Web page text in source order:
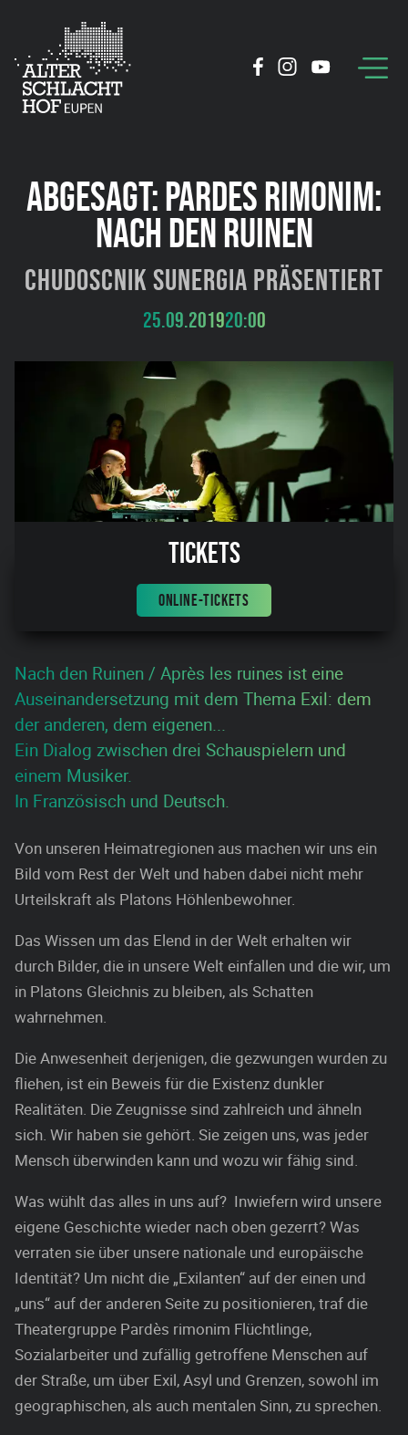
ABGESAGT: PARDES RIMONIM:
NACH DEN RUINEN
Chudoscnik Sunergia präsentiert
25.09.201920:00
Tickets
ONLINE-TICKETS
Nach den Ruinen / Après les ruines ist eine
Auseinandersetzung mit dem Thema Exil: dem
der anderen, dem eigenen...
Ein Dialog zwischen drei Schauspielern und
einem Musiker.
In Französisch und Deutsch.
Von unseren Heimatregionen aus machen wir uns ein
Bild vom Rest der Welt und haben dabei nicht mehr
Urteilskraft als Platons Höhlenbewohner.
Das Wissen um das Elend in der Welt erhalten wir
durch Bilder, die in unsere Welt einfallen und die wir, um
in Platons Gleichnis zu bleiben, als Schatten
wahrnehmen.
Die Anwesenheit derjenigen, die gezwungen wurden zu
fliehen, ist ein Beweis für die Existenz dunkler
Realitäten. Die Zeugnisse sind zahlreich und ähneln
sich. Wir haben sie gehört. Sie zeigen uns, was jeder
Mensch überwinden kann und wozu wir fähig sind.
Was wühlt das alles in uns auf? Inwiefern wird unsere
eigene Geschichte wieder nach oben gezerrt? Was
verraten sie über unsere nationale und europäische
Identität? Um nicht die „Exilanten“ auf der einen und
„uns“ auf der anderen Seite zu positionieren, traf die
Theatergruppe Pardès rimonim Flüchtlinge,
Sozialarbeiter und zufällig getroffene Menschen auf
der Straße, um über Exil, Asyl und Grenzen, sowohl im
geographischen, als auch mentalen Sinn, zu sprechen.